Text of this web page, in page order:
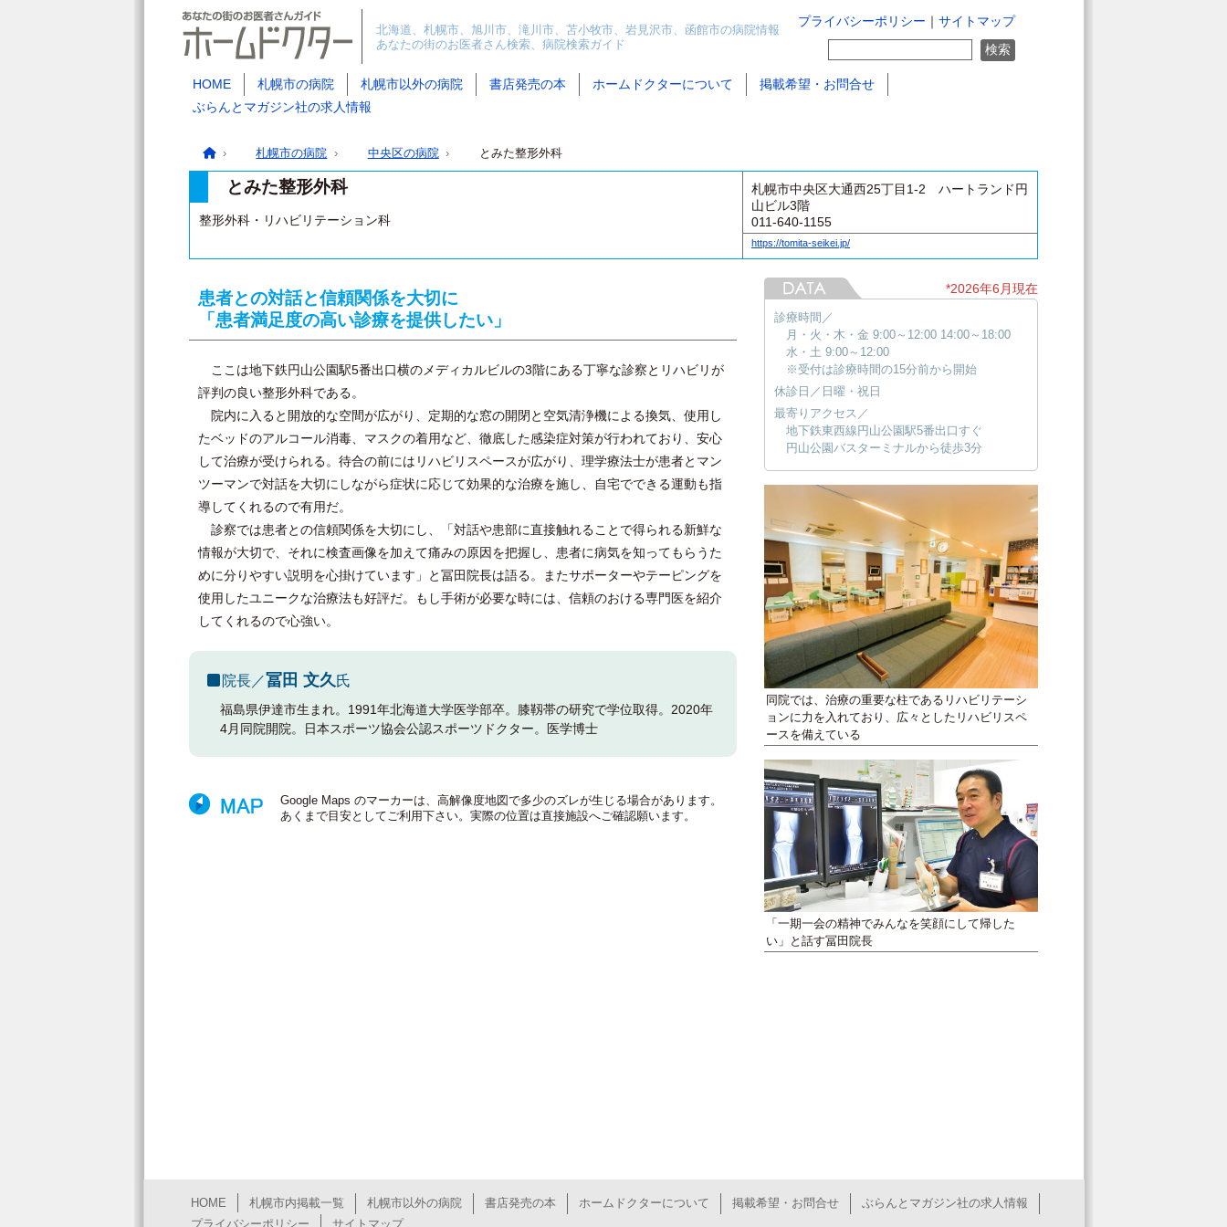
プライバシーポリシー サイトマップ
北海道、札幌市、旭川市、滝川市、苫小牧市、岩見沢市、函館市の病院情報
あなたの街のお医者さん検索、病院検索ガイド
HOME 札幌市の病院 札幌市以外の病院 書店発売の本 ホームドクターについて
掲載希望・お問合せ
ぶらんとマガジン社の求人情報
札幌市の病院 中央区の病院 とみた整形外科
とみた整形外科
整形外科・リハビリテーション科
札幌市中央区大通西25丁目1-2 ハートランド円
山ビル3階
011-640-1155
https://tomita-seikei.jp/
患者との対話と信頼関係を大切に
「患者満足度の高い診療を提供したい」
ここは地下鉄円山公園駅5番出口横のメディカルビルの3階にある丁寧な診察とリハビリが
評判の良い整形外科である。
院内に入ると開放的な空間が広がり、定期的な窓の開閉と空気清浄機による換気、使用し
たベッドのアルコール消毒、マスクの着用など、徹底した感染症対策が行われており、安心
して治療が受けられる。待合の前にはリハビリスペースが広がり、理学療法士が患者とマン
ツーマンで対話を大切にしながら症状に応じて効果的な治療を施し、自宅でできる運動も指
導してくれるので有用だ。
診察では患者との信頼関係を大切にし、「対話や患部に直接触れることで得られる新鮮な
情報が大切で、それに検査画像を加えて痛みの原因を把握し、患者に病気を知ってもらうた
めに分りやすい説明を心掛けています」と冨田院長は語る。またサポーターやテーピングを
使用したユニークな治療法も好評だ。もし手術が必要な時には、信頼のおける専門医を紹介
してくれるので心強い。
院長／冨田 文久氏
福島県伊達市生まれ。1991年北海道大学医学部卒。膝靱帯の研究で学位取得。2020年
4月同院開院。日本スポーツ協会公認スポーツドクター。医学博士
Google Maps のマーカーは、高解像度地図で多少のズレが生じる場合があります。
あくまで目安としてご利用下さい。実際の位置は直接施設へご確認願います。
*2026年6月現在
診療時間／
月・火・木・金 9:00～12:00 14:00～18:00
水・土 9:00～12:00
※受付は診療時間の15分前から開始
休診日／日曜・祝日
最寄りアクセス／
地下鉄東西線円山公園駅5番出口すぐ
円山公園バスターミナルから徒歩3分
同院では、治療の重要な柱であるリハビリテーシ
ョンに力を入れており、広々としたリハビリスペ
ースを備えている
「一期一会の精神でみんなを笑顔にして帰した
い」と話す冨田院長
HOME 札幌市内掲載一覧 札幌市以外の病院 書店発売の本 ホームドクターについて 掲載希望・お問合せ
ぶらんとマガジン社の求人情報
プライバシーポリシー
サイトマップ